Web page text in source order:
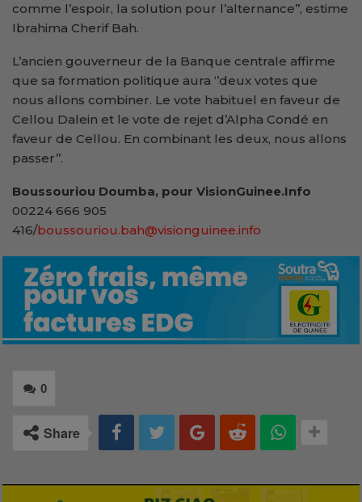
comme l’espoir, la solution pour l’alternance’’, estime
Ibrahima Cherif Bah.
L’ancien gouverneur de la Banque centrale affirme
que sa formation politique aura ‘’deux votes que
nous allons combiner. Le vote habituel en faveur de
Cellou Dalein et le vote de rejet d’Alpha Condé en
faveur de Cellou. En combinant les deux, nous allons
passer’’.
Boussouriou Doumba, pour VisionGuinee.Info
00224 666 905
416/boussouriou.bah@visionguinee.info
0
Share